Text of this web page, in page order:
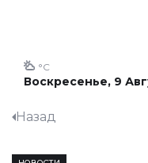
Воскресенье, 9
°C
Назад